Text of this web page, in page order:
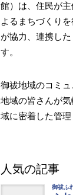
館）は、住民が
よるまちづくり
が協力、連携し
す。
御祓地域のコミュ
地域の皆さんが
域に密着した管理
人気の記事